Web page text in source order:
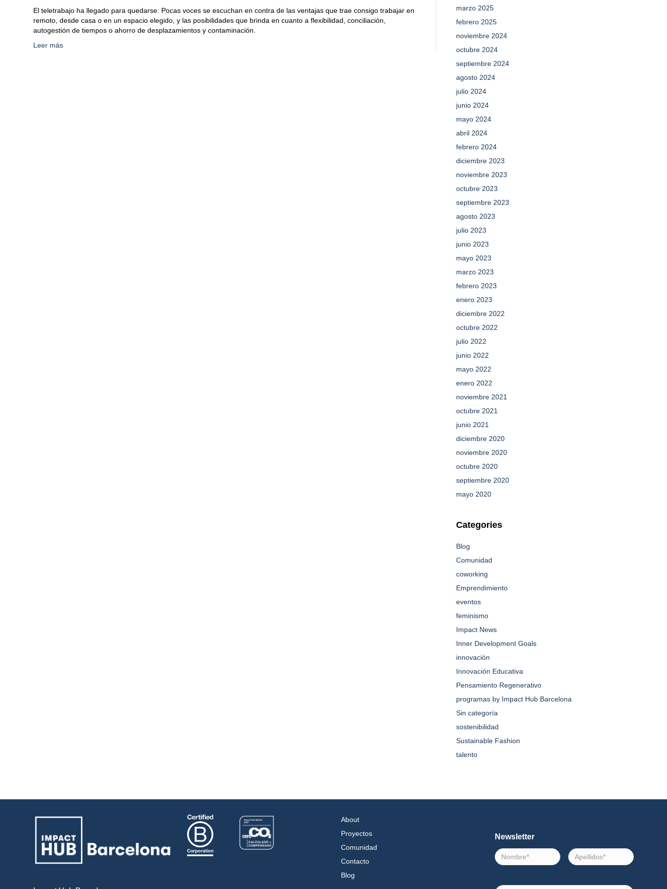
El teletrabajo ha llegado para quedarse. Pocas voces se escuchan en contra de las ventajas que trae consigo trabajar en
remoto, desde casa o en un espacio elegido, y las posibilidades que brinda en cuanto a flexibilidad, conciliación,
autogestión de tiempos o ahorro de desplazamientos y contaminación.
Leer más
marzo 2025
febrero 2025
noviembre 2024
octubre 2024
septiembre 2024
agosto 2024
julio 2024
junio 2024
mayo 2024
abril 2024
febrero 2024
diciembre 2023
noviembre 2023
octubre 2023
septiembre 2023
agosto 2023
julio 2023
junio 2023
mayo 2023
marzo 2023
febrero 2023
enero 2023
diciembre 2022
octubre 2022
julio 2022
junio 2022
mayo 2022
enero 2022
noviembre 2021
octubre 2021
junio 2021
diciembre 2020
noviembre 2020
octubre 2020
septiembre 2020
mayo 2020
Categories
Blog
Comunidad
coworking
Emprendimiento
eventos
feminismo
Impact News
Inner Development Goals
innovación
Innovación Educativa
Pensamiento Regenerativo
programas by Impact Hub Barcelona
Sin categoría
sostenibilidad
Sustainable Fashion
talento
About
Proyectos
Comunidad
Contacto
Blog
Newsletter
Nombre Apellidos